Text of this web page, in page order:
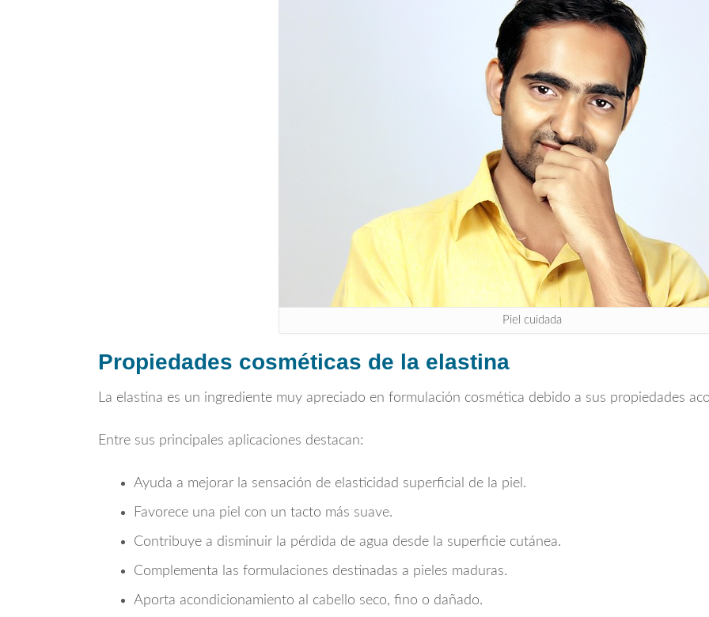
Piel cuidada
Propiedades cosméticas de la elastina
La elastina es un ingrediente muy apreciado en formulación cosmética debido a sus propiedades
Entre sus principales aplicaciones destacan:
Ayuda a mejorar la sensación de elasticidad superficial de la piel.
Favorece una piel con un tacto más suave.
Contribuye a disminuir la pérdida de agua desde la superficie cutánea.
Complementa las formulaciones destinadas a pieles maduras.
Aporta acondicionamiento al cabello seco, fino o dañado.